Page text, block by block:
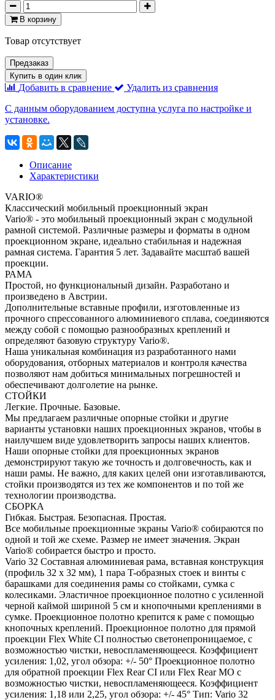
В корзину
Товар отсутствует
Предзаказ
Купить в один клик
Добавить в сравнение
Удалить из сравнения
С данным оборудованием доступна услуга по настройке и
установке.
Описание
Характеристики
VARIO®
Классический мобильный проекционный экран
Vario® - это мобильный проекционный экран с модульной
рамной системой. Различные размеры и форматы в одном
проекционном экране, идеально стабильная и надежная
рамная система. Гарантия 5 лет. Задавайте масштаб вашей
проекции.
РАМА
Простой, но функциональный дизайн. Разработано и
произведено в Австрии.
Дополнительные вставные профили, изготовленные из
прочного спрессованного алюминиевого сплава, соединяются
между собой с помощью разнообразных креплений и
определяют базовую структуру Vario®.
Наша уникальная комбинация из разработанного нами
оборудования, отборных материалов и контроля качества
позволяют нам добиться минимальных погрешностей и
обеспечивают долголетие на рынке.
СТОЙКИ
Легкие. Прочные. Базовые.
Мы предлагаем различные опорные стойки и другие
варианты установки наших проекционных экранов, чтобы в
наилучшем виде удовлетворить запросы наших клиентов.
Наши опорные стойки для проекционных экранов
демонстрируют такую же точность и долговечность, как и
наши рамы. Не важно, для каких целей они изготавливаются,
стойки производятся из тех же компонентов и по той же
технологии производства.
СБОРКА
Гибкая. Быстрая. Безопасная. Простая.
Все мобильные проекционные экраны Vario® собираются по
одной и той же схеме. Размер не имеет значения. Экран
Vario® собирается быстро и просто.
Vario 32 Составная алюминиевая рама, вставная конструкция
(профиль 32 x 32 мм), 1 пара T-образных стоек и винты с
барашками для соединения рамы со стойками, сумка с
колесиками. Эластичное проекционное полотно с усиленной
черной каймой шириной 5 см и кнопочными креплениями в
сумке. Проекционное полотно крепится к раме с помощью
кнопочных креплений. Проекционное полотно для прямой
проекции Flex White CI полностью светонепроницаемое, с
возможностью чистки, невоспламеняющееся. Коэффициент
усиления: 1,02, угол обзора: +/- 50° Проекционное полотно
для обратной проекции Flex Rear CI или Flex Rear MO с
возможностью чистки, невоспламеняющееся. Коэффициент
усиления: 1,18 или 2,25, угол обзора: +/- 45° Тип: Vario 32